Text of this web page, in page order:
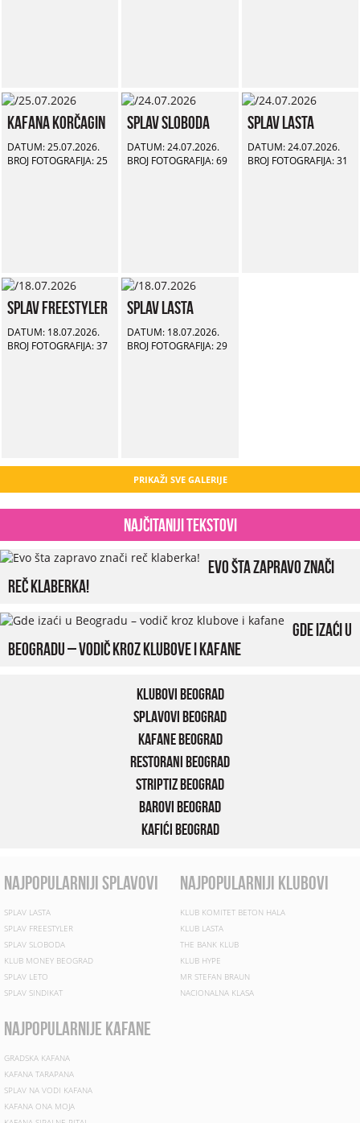
Kafana Korčagin
DATUM: 25.07.2026.
BROJ FOTOGRAFIJA: 25
Splav Sloboda
DATUM: 24.07.2026.
BROJ FOTOGRAFIJA: 69
Splav Lasta
DATUM: 24.07.2026.
BROJ FOTOGRAFIJA: 31
Splav Freestyler
DATUM: 18.07.2026.
BROJ FOTOGRAFIJA: 37
Splav Lasta
DATUM: 18.07.2026.
BROJ FOTOGRAFIJA: 29
PRIKAŽI SVE GALERIJE
Najčitaniji tekstovi
Evo šta zapravo znači
reč klaberka!
Gde izaći u
Beogradu – vodič kroz klubove i kafane
Klubovi Beograd
Splavovi Beograd
Kafane Beograd
Restorani Beograd
Striptiz Beograd
Barovi Beograd
Kafići Beograd
najpopularniji splavovi
SPLAV LASTA
SPLAV FREESTYLER
SPLAV SLOBODA
KLUB MONEY BEOGRAD
SPLAV LETO
SPLAV SINDIKAT
najpopularniji klubovi
KLUB KOMITET BETON HALA
KLUB LASTA
THE BANK KLUB
KLUB HYPE
MR STEFAN BRAUN
NACIONALNA KLASA
najpopularnije kafane
GRADSKA KAFANA
KAFANA TARAPANA
SPLAV NA VODI KAFANA
KAFANA ONA MOJA